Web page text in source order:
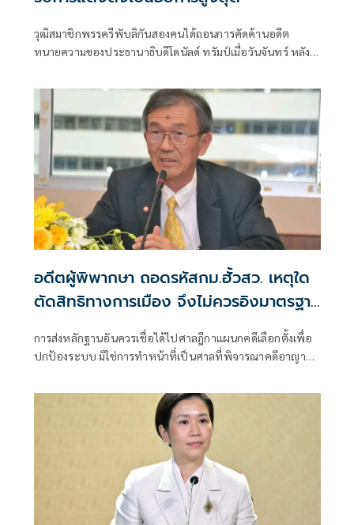
วุฒิสมาชิกพรรครีพับลิกันสองคนได้ถอนการคัดค้านอดีต
ทนายความของประธานาธิบดีโดนัลด์ ทรัมป์เมื่อวันจันทร์ หลัง
เถียง คณะกรรมการตุลาการวุฒิสภามีกำหนดลงคะแนนเสียง
เกี่ยวกับแบลนช์ในวันอังคารนี้ ตามด้วยการลงคะแนนเสียงโดย
วุฒิสภาทั้งหมดภายในสัปดาห์นี้
อดีตผู้พิพากษา ถอดรหัสกม.ฮั้วสว. เหตุใด
ตัดสิทธิทางการเมือง จึงไม่ควรอิงมาตรฐาน
เดียวกับคดีอาญา
การส่งหลักฐานอันควรเชื่อได้ไปศาลฎีกาแผนกคดีเลือกตั้งเพื่อ
ปกป้องระบบ มิใช่การทำหน้าที่เป็นศาลที่พิจารณาคดีอาญา